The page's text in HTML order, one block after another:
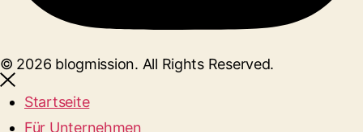
© 2026 blogmission. All Rights Reserved.
Startseite
Für Unternehmen